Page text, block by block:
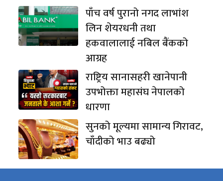
पाँच वर्ष पुरानो नगद लाभांश
लिन शेयरधनी तथा
हकवालालाई नबिल बैंकको
आग्रह
राष्ट्रिय सानासहरी खानेपानी
उपभोक्ता महासंघ नेपालको
धारणा
सुनको मूल्यमा सामान्य गिरावट,
चाँदीको भाउ बढ्यो